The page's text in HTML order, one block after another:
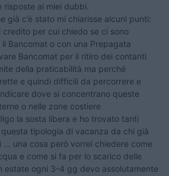
ai miei dubbi.
già c’è stato mi chiarisse alcuni punti:
per cui chiedo se ci sono
Bancomat o con una Prepagata
Bancomat per il ritiro dei contanti
della praticabilità ma perché
e quindi difficili da percorrere e
dove si concentrano queste
o nelle zone costiere
la sosta libera e ho trovato tanti
tipologia di vacanza da chi già
… una cosa però vorrei chiedere come
e come si fa per lo scarico delle
estate ogni 3-4 gg devo assolutamente